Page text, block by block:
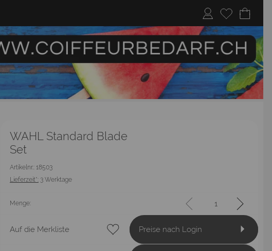
WAHL Standard Blade
Set
Artikelnr.: 18503
Lieferzeit*: 3 Werktage
Menge:
Auf die Merkliste Preise nach Login